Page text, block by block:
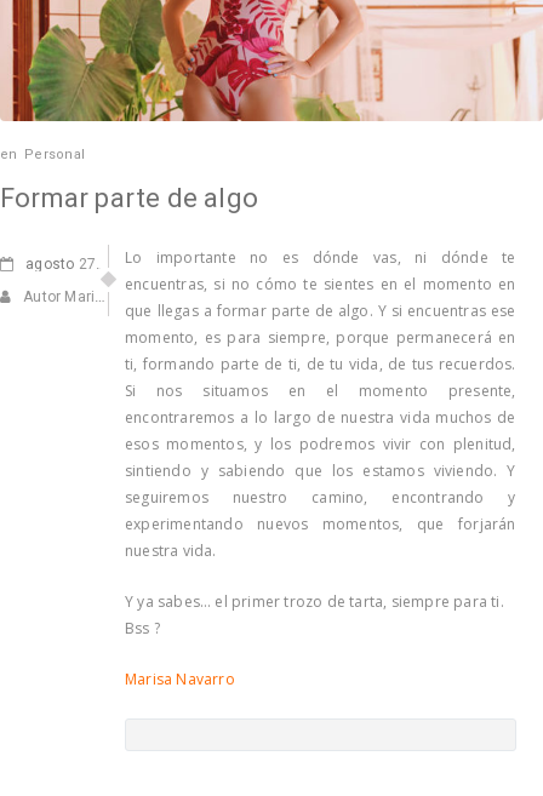
en Personal
Formar parte de algo
agosto 27, 2020
Autor Marisa Navarro
Lo importante no es dónde vas, ni dónde te
encuentras, si no cómo te sientes en el momento en
que llegas a formar parte de algo. Y si encuentras ese
momento, es para siempre, porque permanecerá en
ti, formando parte de ti, de tu vida, de tus recuerdos.
Si nos situamos en el momento presente,
encontraremos a lo largo de nuestra vida muchos de
esos momentos, y los podremos vivir con plenitud,
sintiendo y sabiendo que los estamos viviendo. Y
seguiremos nuestro camino, encontrando y
experimentando nuevos momentos, que forjarán
nuestra vida.
Y ya sabes… el primer trozo de tarta, siempre para ti.
Bss ?
Marisa Navarro